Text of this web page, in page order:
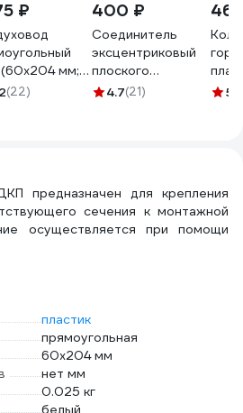
₽
мм;
ERA
(22)
400 ₽
Соединитель
эксцентриковый
плоского
воздуховода с
4.7(21) 5
предназначен для крепления
сечения к монтажной
осуществляется при помощи
пластик
прямоугольная
60х204 мм
нет мм
0.025 кг
белый